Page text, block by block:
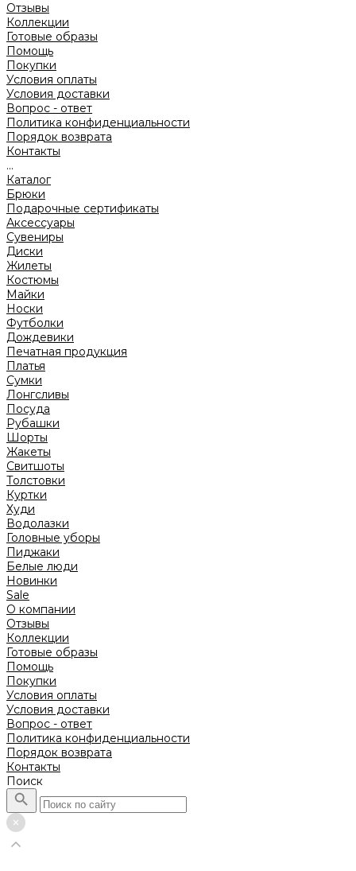
Отзывы
Коллекции
Готовые образы
Помощь
Покупки
Условия оплаты
Условия доставки
Вопрос - ответ
Политика конфиденциальности
Порядок возврата
Контакты
...
Каталог
Брюки
Подарочные сертификаты
Аксессуары
Сувениры
Диски
Жилеты
Костюмы
Майки
Носки
Футболки
Дождевики
Печатная продукция
Платья
Сумки
Лонгсливы
Посуда
Рубашки
Шорты
Жакеты
Свитшоты
Толстовки
Куртки
Худи
Водолазки
Головные уборы
Пиджаки
Белые люди
Новинки
Sale
О компании
Отзывы
Коллекции
Готовые образы
Помощь
Покупки
Условия оплаты
Условия доставки
Вопрос - ответ
Политика конфиденциальности
Порядок возврата
Контакты
Поиск